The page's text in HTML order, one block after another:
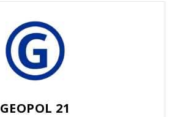
GEOPOL 21